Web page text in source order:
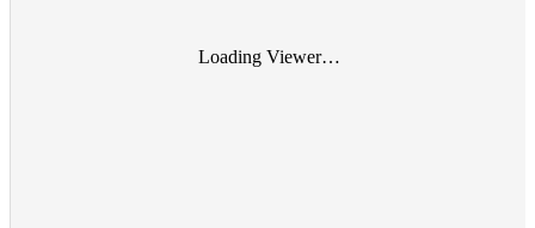
Loading Viewer…